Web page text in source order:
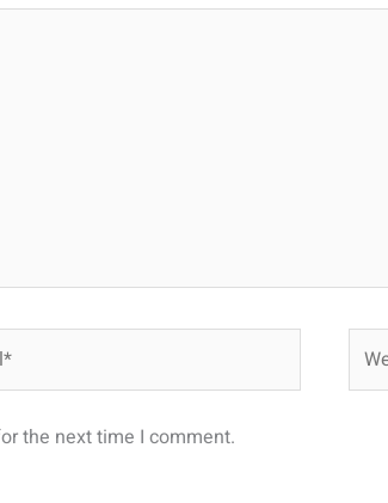
the next time I comment.